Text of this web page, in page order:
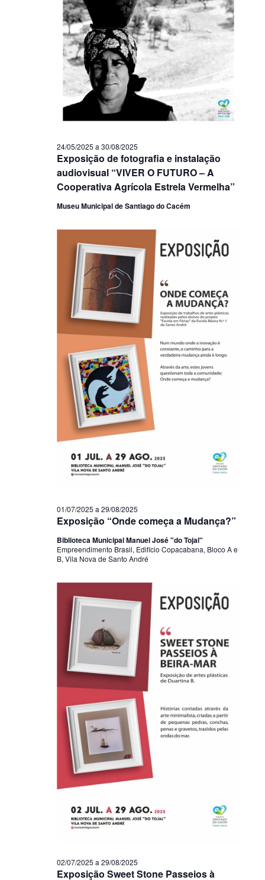
Exposição de fotografia e instalação
audiovisual “VIVER O FUTURO – A
Cooperativa Agrícola Estrela Vermelha”
24/05/2025 a 30/08/2025
Museu Municipal de Santiago do Cacém
Exposição “Onde começa a Mudança?”
01/07/2025 a 29/08/2025
Biblioteca Municipal Manuel José "do Tojal"
Empreendimento Brasil, Edifício Copacabana, Bloco A e
B, Vila Nova de Santo André
Exposição Sweet Stone Passeios à
02/07/2025 a 29/08/2025